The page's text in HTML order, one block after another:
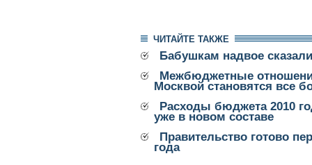
ЧИТАЙТЕ ТАКЖЕ
Бабушкам надвое сказали
Межбюджетные
Москвой становятся все
Расходы бюджета 2010
уже в новом составе
Правительство готово
года